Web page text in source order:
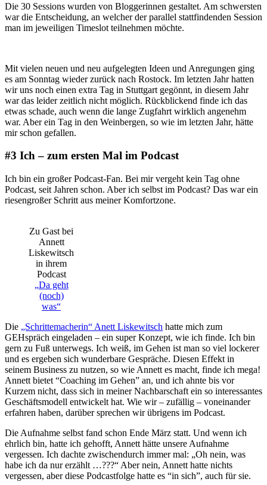
Die 30 Sessions wurden von Bloggerinnen gestaltet. Am schwersten
war die Entscheidung, an welcher der parallel stattfindenden Session
man im jeweiligen Timeslot teilnehmen möchte.
Mit vielen neuen und neu aufgelegten Ideen und Anregungen ging
es am Sonntag wieder zurück nach Rostock. Im letzten Jahr hatten
wir uns noch einen extra Tag in Stuttgart gegönnt, in diesem Jahr
war das leider zeitlich nicht möglich. Rückblickend finde ich das
etwas schade, auch wenn die lange Zugfahrt wirklich angenehm
war. Aber ein Tag in den Weinbergen, so wie im letzten Jahr, hätte
mir schon gefallen.
#3 Ich – zum ersten Mal im Podcast
Ich bin ein großer Podcast-Fan. Bei mir vergeht kein Tag ohne
Podcast, seit Jahren schon. Aber ich selbst im Podcast? Das war ein
riesengroßer Schritt aus meiner Komfortzone.
Zu Gast bei
Annett
Liskewitsch
in ihrem
Podcast
„Da geht
(noch)
was“
Die „Schrittemacherin“ Anett Liskewitsch hatte mich zum
GEHspräch eingeladen – ein super Konzept, wie ich finde. Ich bin
gern zu Fuß unterwegs. Ich weiß, im Gehen ist man so viel lockerer
und es ergeben sich wunderbare Gespräche. Diesen Effekt in
seinem Business zu nutzen, so wie Annett es macht, finde ich mega!
Annett bietet “Coaching im Gehen” an, und ich ahnte bis vor
Kurzem nicht, dass sich in meiner Nachbarschaft ein so interessantes
Geschäftsmodell entwickelt hat. Wie wir – zufällig – voneinander
erfahren haben, darüber sprechen wir übrigens im Podcast.
Die Aufnahme selbst fand schon Ende März statt. Und wenn ich
ehrlich bin, hatte ich gehofft, Annett hätte unsere Aufnahme
vergessen. Ich dachte zwischendurch immer mal: „Oh nein, was
habe ich da nur erzählt …???“ Aber nein, Annett hatte nichts
vergessen, aber diese Podcastfolge hatte es “in sich”, auch für sie.